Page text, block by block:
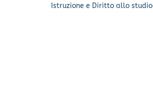
Istruzione e Diritto allo studio